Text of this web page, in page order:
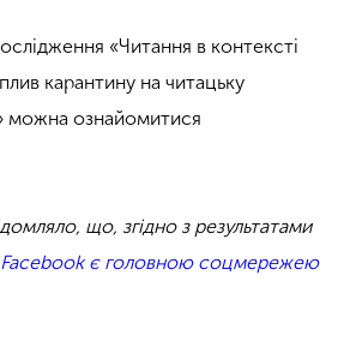
«Читання в контексті
карантину на читацьку
можна ознайомитися
що, згідно з результатами
Facebook є головною соцмережею